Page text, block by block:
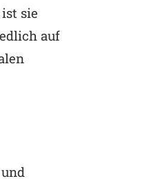
sie
auf